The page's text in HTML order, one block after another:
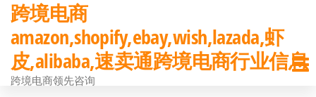
前
往
内
跨境电商
amazon,shopify,ebay,wish,lazada,虾
皮,alibaba,速卖通跨境电商行业信息
跨境电商领先咨询